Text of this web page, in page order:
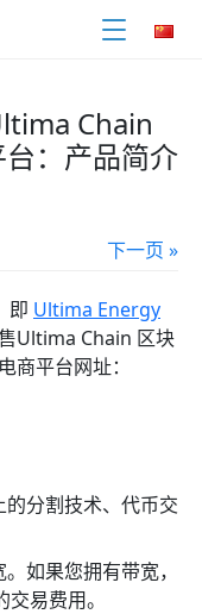
Chain
：产品简介
下一页 »
即 Ultima Energy
Ultima Chain 区块
商平台网址：
分割技术、代币交
如果您拥有带宽，
易费用。